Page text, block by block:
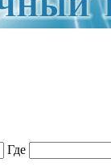
Где